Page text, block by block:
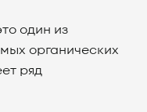
один из
органических
ряд